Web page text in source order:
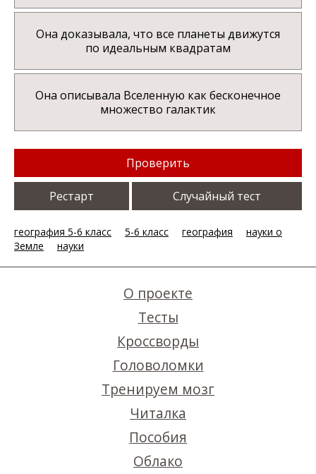
Она доказывала, что все планеты движутся
по идеальным квадратам
Она описывала Вселенную как бесконечное
множество галактик
Проверить
Рестарт Случайный тест
география 5-6 класс 5-6 класс география
науки о
Земле
науки
О проекте
Тесты
Кроссворды
Головоломки
Тренируем мозг
Читалка
Пособия
Облако